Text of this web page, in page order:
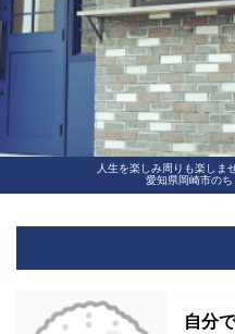
人生を楽しみ周りも楽しま
愛知県岡崎市の
自分